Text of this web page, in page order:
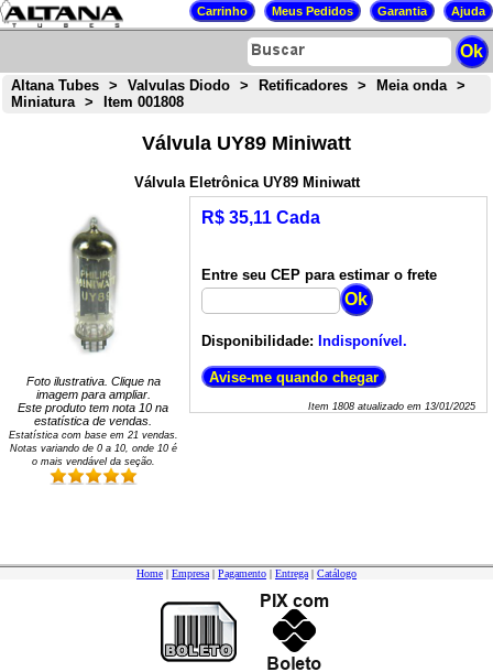
Altana Tubes > Valvulas Diodo > Retificadores > Meia onda
>
Miniatura
> Item 001808
Válvula UY89 Miniwatt
Válvula Eletrônica UY89 Miniwatt
Foto ilustrativa. Clique na
imagem para ampliar.
Este produto tem nota 10 na
estatística de vendas.
Estatística com base em 21vendas.
Notas variando de 0a 10, onde 10 é
o mais vendável da seção.
R$ 35,11 Cada
Entre seu CEP para estimar o frete
Disponibilidade: Indisponível.
Item 1808atualizado em 13/01/2025
Home | Empresa | Pagamento | Entrega | Catálogo